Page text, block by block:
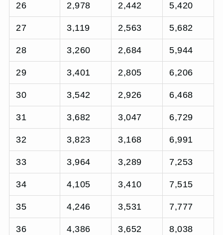
26 2,978 2,442 5,420
27 3,119 2,563 5,682
28 3,260 2,684 5,944
29 3,401 2,805 6,206
30 3,542 2,926 6,468
31 3,682 3,047 6,729
32 3,823 3,168 6,991
33 3,964 3,289 7,253
34 4,105 3,410 7,515
35 4,246 3,531 7,777
36 4,386 3,652 8,038